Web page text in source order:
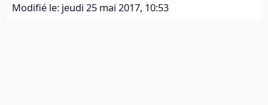
Modifié le: jeudi 25 mai 2017, 10:53